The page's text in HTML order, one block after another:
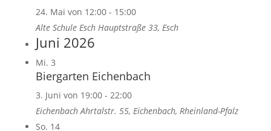
24. Mai von 12:00- 15:00
Alte Schule Esch Hauptstraße 33, Esch
Juni 2026
Mi. 3
Biergarten Eichenbach
3. Juni von 19:00- 22:00
EichenbachAhrtalstr. 55, Eichenbach, Rheinland-Pfalz
So. 14